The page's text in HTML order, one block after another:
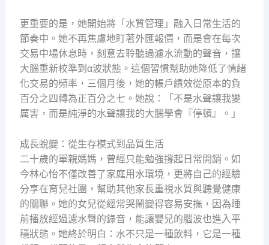
更重要的是，她開始將「水質管理」融入日常生活的
節奏中。她不再焦慮地盯著外匯報價，而是會在每次
交易中場休息時，刻意去聆聽過濾水流動的聲音，讓
大腦重新校準到α波狀態。這個習慣幫助她降低了情緒
化交易的頻率，三個月後，她的帳戶績效從原本的負
百分之四轉為正百分之七。她說：「不是水聲讓我變
厲害，而是純淨的水聲讓我的大腦學會『停頓』。」
成長蛻變：從生存模式到品質生活
二十歲的單親媽媽，曾經只能勉強撐起日常開銷。如
今林心怡不僅改善了家庭用水環境，更將自己的經驗
分享在育兒社團，幫助其他家長重視水質與聽覺健康
的關聯。她的女兒從經常哭鬧變得容易安撫，因為睡
前播放經過濾水聲的錄音，能讓嬰兒的腦波也進入平
穩狀態。她終於明白：水不只是一種飲料，它是一種